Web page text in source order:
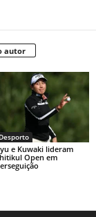
autor
Desporto
e Kuwaki lideram
Open em